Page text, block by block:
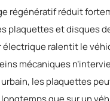
régénératif réduit
plaquettes et disques
électrique ralentit le
mécaniques
les plaquettes